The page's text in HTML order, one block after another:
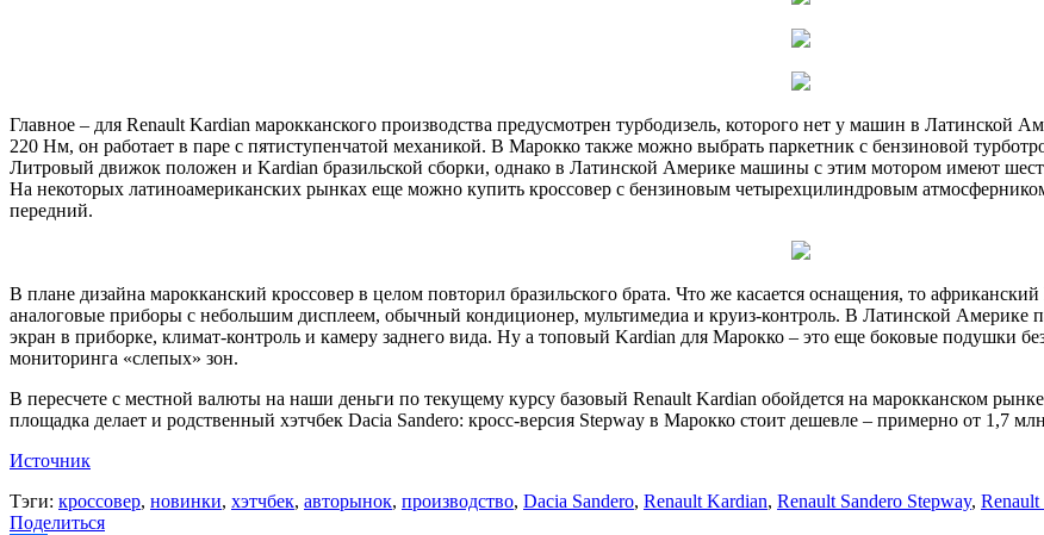
Главное – для Renault Kardian марокканского производства предусмотрен турбодизель, которого нет у машин в Латинской
220 Нм, он работает в паре с пятиступенчатой механикой. В Марокко также можно выбрать паркетник с бензиновой
Литровый движок положен и Kardian бразильской сборки, однако в Латинской Америке машины с этим мотором имеют
На некоторых латиноамериканских рынках еще можно купить кроссовер с бензиновым четырехцилиндровым
передний.
В плане дизайна марокканский кроссовер в целом повторил бразильского брата. Что же касается оснащения, то
аналоговые приборы с небольшим дисплеем, обычный кондиционер, мультимедиа и круиз-контроль. В Латинской
экран в приборке, климат-контроль и камеру заднего вида. Ну а топовый Kardian для Марокко – это еще боковые подушки
мониторинга «слепых» зон.
В пересчете с местной валюты на наши деньги по текущему курсу базовый Renault Kardian обойдется на марокканском
площадка делает и родственный хэтчбек Dacia Sandero: кросс-версия Stepway в Марокко стоит дешевле – примерно от 1,7
Источник
Тэги: кроссовер, новинки, хэтчбек, авторынок, производство, Dacia Sandero, Renault Kardian, Renault Sandero Stepway, Renault
Поделиться